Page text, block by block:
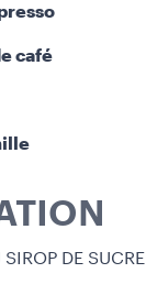
café
SIROP DE SUCRE